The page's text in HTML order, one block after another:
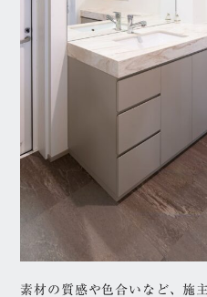
素材の質感や色合いなど、施